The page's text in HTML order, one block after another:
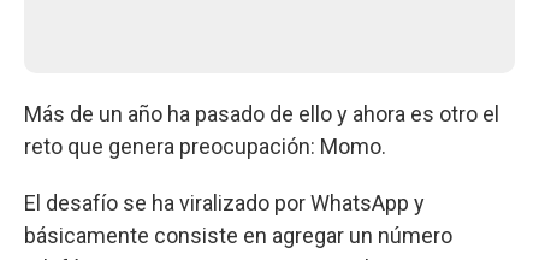
Más de un año ha pasado de ello y ahora es otro el
reto que genera preocupación: Momo.
El desafío se ha viralizado por WhatsApp y
básicamente consiste en agregar un número